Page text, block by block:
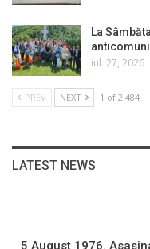
La
iul. 27, 2026
PREV NEXT 1 of 2.484
LATEST NEWS
5 August 1976.